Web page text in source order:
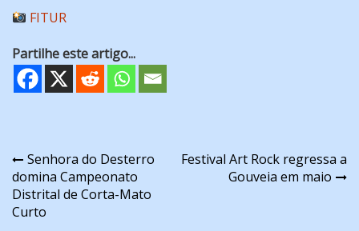
FITUR
Partilhe este artigo...
Navegação
de
artigos
Senhora do Desterro
domina Campeonato
Distrital de Corta-Mato
Curto
Festival Art Rock regressa a
Gouveia em maio